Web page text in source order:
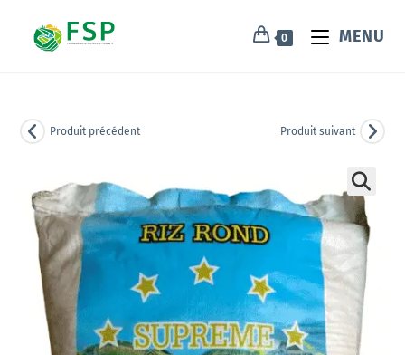
0 MENU
Produit précédent Produit suivant
🔍